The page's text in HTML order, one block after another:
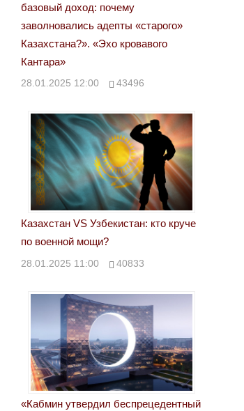
базовый доход: почему
заволновались адепты «старого»
Казахстана?». «Эхо кровавого
Кантара»
28.01.2025 12:00 43496
Казахстан VS Узбекистан: кто круче
по военной мощи?
28.01.2025 11:00 40833
«Кабмин утвердил беспрецедентный